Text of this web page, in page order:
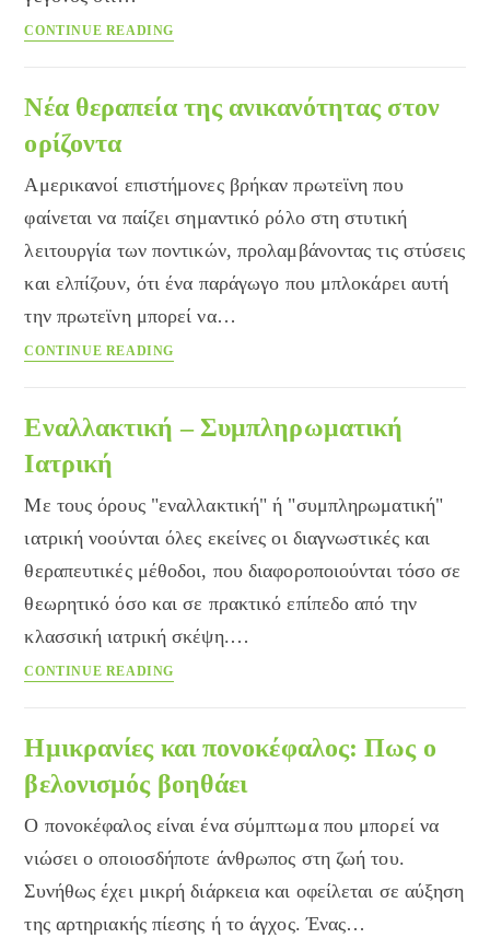
CONTINUE READING
Βουλή
Λόρδων
Νέα θεραπεία της ανικανότητας στον
ορίζοντα
Αμερικανοί επιστήμονες βρήκαν πρωτεϊνη που
φαίνεται να παίζει σημαντικό ρόλο στη στυτική
λειτουργία των ποντικών, προλαμβάνοντας τις στύσεις
και ελπίζουν, ότι ένα παράγωγο που μπλοκάρει αυτή
την πρωτεϊνη μπορεί να…
CONTINUE READING
ανικανότητας
Εναλλακτική – Συμπληρωματική
Ιατρική
Με τους όρους "εναλλακτική" ή "συμπληρωματική"
ιατρική νοούνται όλες εκείνες οι διαγνωστικές και
θεραπευτικές μέθοδοι, που διαφοροποιούνται τόσο σε
θεωρητικό όσο και σε πρακτικό επίπεδο από την
κλασσική ιατρική σκέψη.…
CONTINUE READING
Ημικρανίες και πονοκέφαλος: Πως ο
βελονισμός βοηθάει
Ο πονοκέφαλος είναι ένα σύμπτωμα που μπορεί να
νιώσει ο οποιοσδήποτε άνθρωπος στη ζωή του.
Συνήθως έχει μικρή διάρκεια και οφείλεται σε αύξηση
της αρτηριακής πίεσης ή το άγχος. Ένας…